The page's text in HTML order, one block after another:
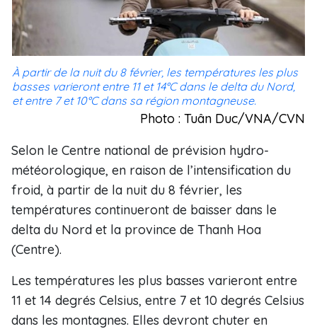
À partir de la nuit du 8 février, les températures les plus
basses varieront entre 11 et 14°C dans le delta du Nord,
et entre 7 et 10°C dans sa région montagneuse.
Photo : Tuân Duc/VNA/CVN
Selon le Centre national de prévision hydro-
météorologique, en raison de l’intensification du
froid, à partir de la nuit du 8 février, les
températures continueront de baisser dans le
delta du Nord et la province de Thanh Hoa
(Centre).
Les températures les plus basses varieront entre
11 et 14 degrés Celsius, entre 7 et 10 degrés Celsius
dans les montagnes. Elles devront chuter en